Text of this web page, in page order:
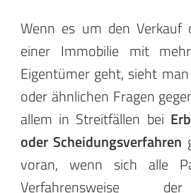
Wenn es um den Verkauf
einer Immobilie mit
Eigentümer geht, sieht
oder ähnlichen Fragen
allem in Streitfällen bei
oder Scheidungsverfahren
voran, wenn sich alle
Verfahrensweise